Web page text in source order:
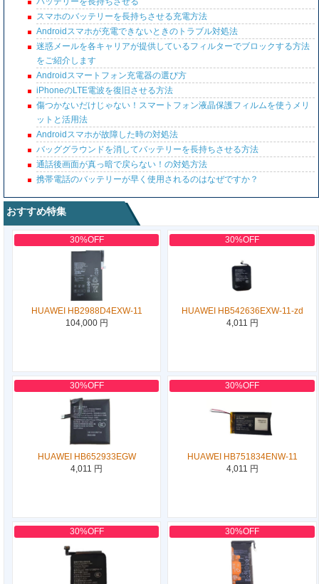
スマホのバッテリーを長持ちさせる充電方法
Androidスマホが充電できないときのトラブル対処法
迷惑メールを各キャリアが提供しているフィルターでブロックする方法
をご紹介します
Androidスマートフォン充電器の選び方
iPhoneのLTE電波を復旧させる方法
傷つかないだけじゃない！スマートフォン液晶保護フィルムを使うメリ
ットと活用法
Androidスマホが故障した時の対処法
バッググラウンドを消してバッテリーを長持ちさせる方法
通話後画面が真っ暗で戻らない！の対処方法
携帯電話のバッテリーが早く使用されるのはなぜですか？
おすすめ特集
30%OFF
HUAWEI HB2988D4EXW-11
104,000 円
30%OFF
HUAWEI HB542636EXW-11-zd
4,011 円
30%OFF
HUAWEI HB652933EGW
4,011 円
30%OFF
HUAWEI HB751834ENW-11
4,011 円
30%OFF 30%OFF